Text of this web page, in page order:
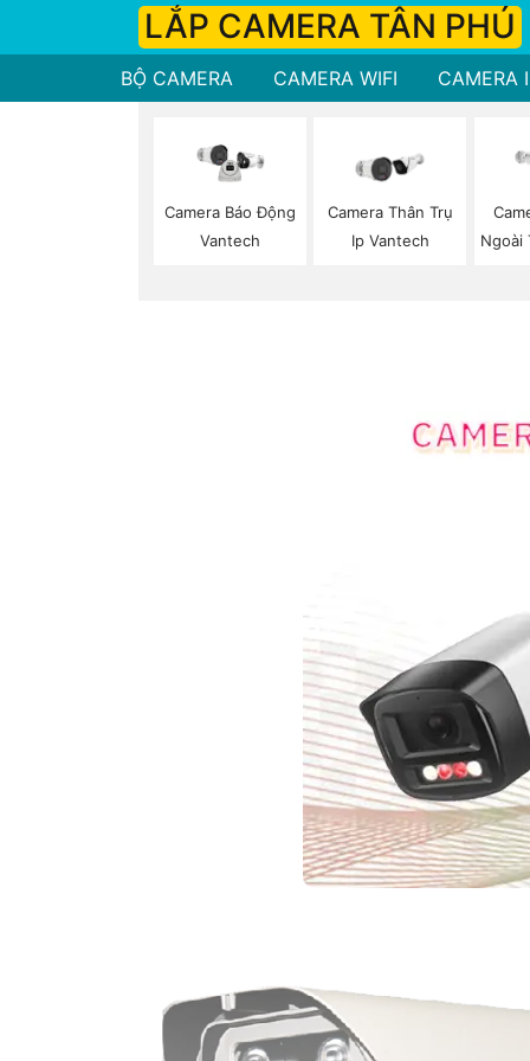
LẮP CAMERA TÂN PHÚ
BỘ CAMERA CAMERA WIFI CAMERA
Camera Báo Động
Vantech
Camera Thân Trụ
Ip Vantech
Ngoài